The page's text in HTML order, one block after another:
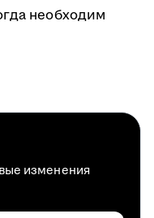
необходим
изменения